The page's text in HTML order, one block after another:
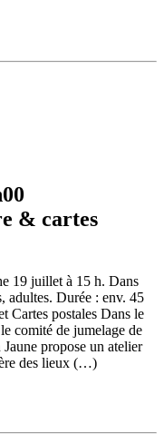
& cartes
19 juillet à 15 h. Dans
adultes. Durée : env. 45
postales Dans le
comité de jumelage de
propose un atelier
des lieux (…)